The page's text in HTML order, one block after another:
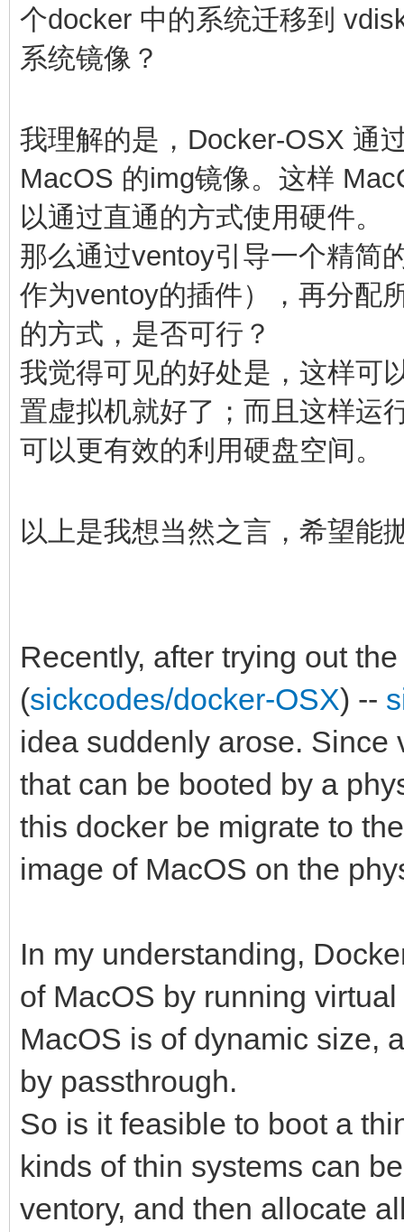
个docker 中的系统迁移到
系统镜像？
我理解的是，Docker-OSX 通
MacOS 的img镜像。这样
以通过直通的方式使用硬件。
那么通过ventoy引导一个精简
作为ventoy的插件），再分配
的方式，是否可行？
我觉得可见的好处是，这样可
置虚拟机就好了；而且这样运
可以更有效的利用硬盘空间。
以上是我想当然之言，希望能
Recently, after trying out
(sickcodes/docker-OSX) --
idea suddenly arose. Since
that can be booted by a
this docker be migrate to
image of MacOS on the
In my understanding,
of MacOS by running
MacOS is of dynamic size,
by passthrough.
So is it feasible to boot a
kinds of thin systems can
ventory, and then allocate